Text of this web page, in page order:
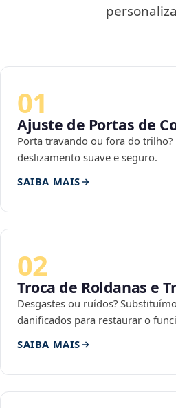
01
Ajuste de Portas de
Porta travando ou fora do trilho?
deslizamento suave e seguro.
SAIBA MAIS
02
Troca de Roldanas e
Desgastes ou ruídos?
danificados para restaurar o
SAIBA MAIS